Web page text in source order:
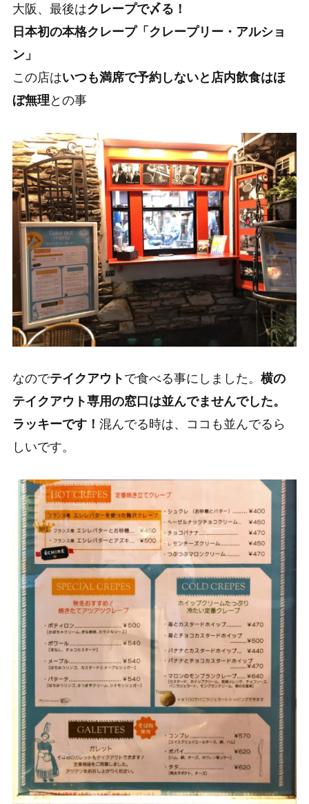
大阪、最後はクレープで〆る！
日本初の本格クレープ「クレープリー・アルショ
ン」
この店はいつも満席で予約しないと店内飲食はほ
ぼ無理 との事
なのでテイクアウト で食べる事にしました。 横の
テイクアウト専用の窓口は並んでませんでした。
ラッキーです！ 混んでる時は、ココも並んでるら
しいです。